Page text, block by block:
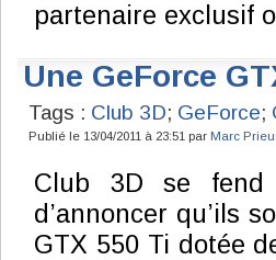
partenaire exclusif
Une GeForce
Tags : Club 3D; GeForce;
Publié le 13/04/2011 à 23:51 par Marc
Club 3D se fend
d’annoncer qu’ils
GTX 550 Ti dotée